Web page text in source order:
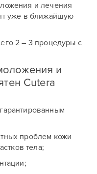
и лечения
уже в ближайшую
2 – 3 процедуры с
и
Cutera
проблем кожи
тела;
Отправить